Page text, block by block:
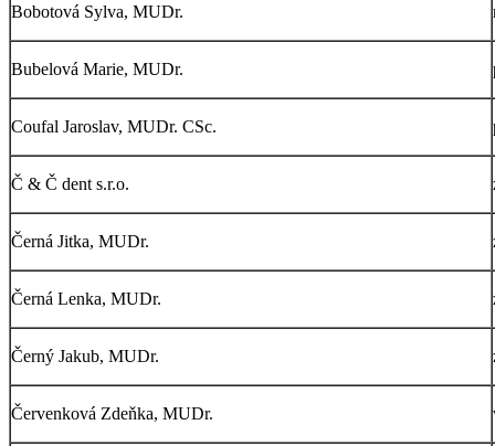
Bobotová Sylva, MUDr.
Bubelová Marie, MUDr.
Coufal Jaroslav, MUDr. CSc.
Č & Č dent s.r.o.
Černá Jitka, MUDr.
Černá Lenka, MUDr.
Černý Jakub, MUDr.
Červenková Zdeňka, MUDr.